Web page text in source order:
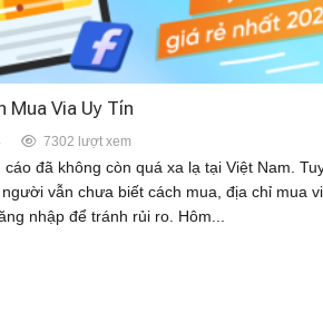
Mua Via Uy Tín
7302 lượt xem
cáo đã không còn quá xa lạ tại Việt Nam.
vẫn chưa biết cách mua, địa chỉ mua
nhập để tránh rủi ro. Hôm...